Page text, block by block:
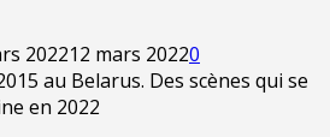
202212 mars 20220